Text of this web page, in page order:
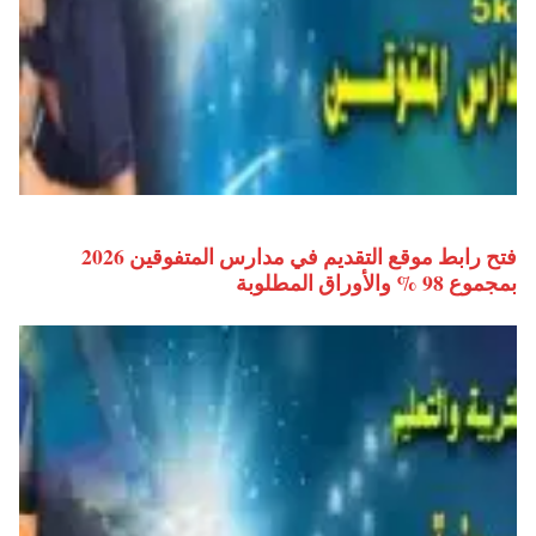
فتح رابط موقع التقديم في مدارس المتفوقين 2026
بمجموع 98 % والأوراق المطلوبة